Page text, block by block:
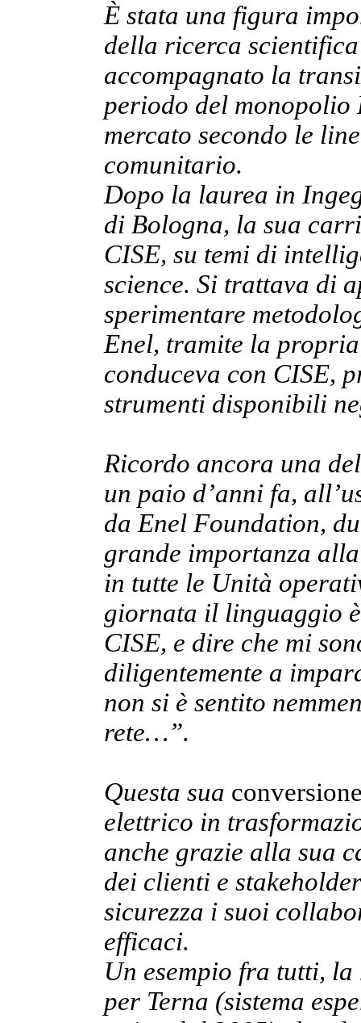
È stata una figura
della ricerca
accompagnato la
periodo del monopolio
mercato secondo le
comunitario.
Dopo la laurea in
di Bologna, la sua
CISE, su temi di
science. Si trattava di
sperimentare
Enel, tramite la
conduceva con CISE,
strumenti disponibili
Ricordo ancora una
un paio d’anni fa,
da Enel Foundation,
grande importanza
in tutte le Unità
giornata il linguaggio
CISE, e dire che mi
diligentemente a
non si è sentito
rete…”.
Questa sua
elettrico in
anche grazie alla sua
dei clienti e
sicurezza i suoi
efficaci.
Un esempio fra tutti,
per Terna (sistema